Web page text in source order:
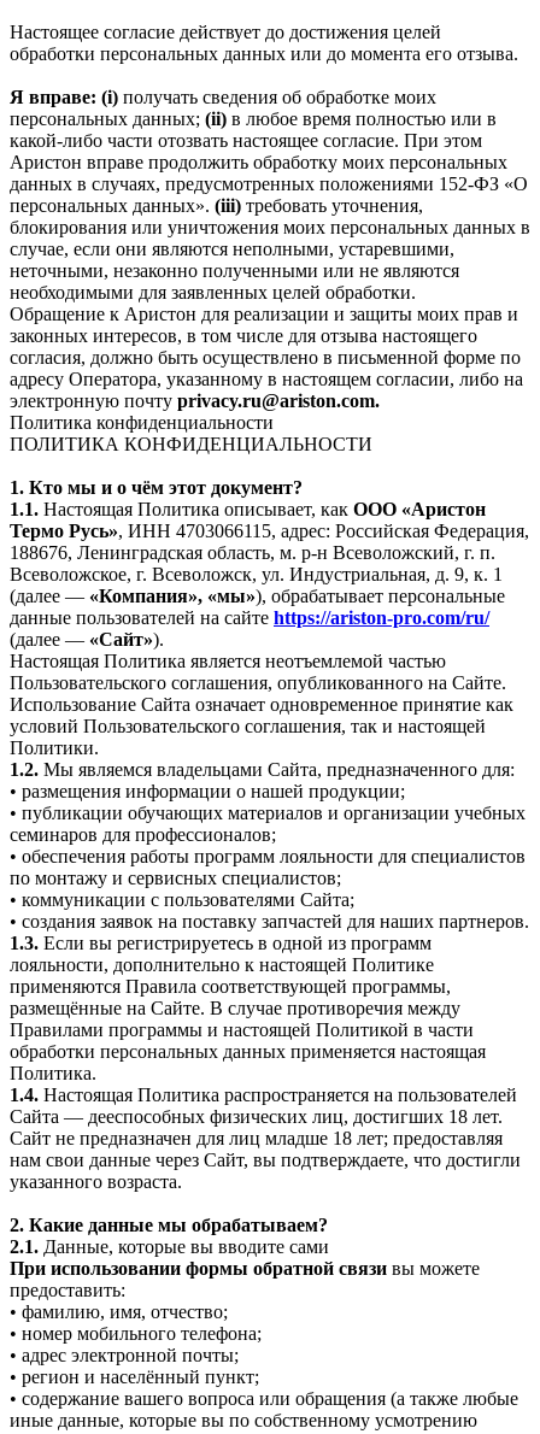
Настоящее согласие действует до достижения целей
обработки персональных данных или до момента его отзыва.
Я вправе: (i) получать сведения об обработке моих
персональных данных; (ii) в любое время полностью или в
какой-либо части отозвать настоящее согласие. При этом
Аристон вправе продолжить обработку моих персональных
данных в случаях, предусмотренных положениями 152-ФЗ «О
персональных данных». (iii) требовать уточнения,
блокирования или уничтожения моих персональных данных в
случае, если они являются неполными, устаревшими,
неточными, незаконно полученными или не являются
необходимыми для заявленных целей обработки.
Обращение к Аристон для реализации и защиты моих прав и
законных интересов, в том числе для отзыва настоящего
согласия, должно быть осуществлено в письменной форме по
адресу Оператора, указанному в настоящем согласии, либо на
электронную почту privacy.ru@ariston.com.
Политика конфиденциальности
ПОЛИТИКА КОНФИДЕНЦИАЛЬНОСТИ
1. Кто мы и о чём этот документ?
1.1. Настоящая Политика описывает, как ООО «Аристон
Термо Русь», ИНН 4703066115, адрес: Российская Федерация,
188676, Ленинградская область, м. р-н Всеволожский, г. п.
Всеволожское, г. Всеволожск, ул. Индустриальная, д. 9, к. 1
(далее — «Компания», «мы»), обрабатывает персональные
данные пользователей на сайте https://ariston-pro.com/ru/
(далее — «Сайт»).
Настоящая Политика является неотъемлемой частью
Пользовательского соглашения, опубликованного на Сайте.
Использование Сайта означает одновременное принятие как
условий Пользовательского соглашения, так и настоящей
Политики.
1.2. Мы являемся владельцами Сайта, предназначенного для:
• размещения информации о нашей продукции;
• публикации обучающих материалов и организации учебных
семинаров для профессионалов;
• обеспечения работы программ лояльности для специалистов
по монтажу и сервисных специалистов;
• коммуникации с пользователями Сайта;
• создания заявок на поставку запчастей для наших партнеров.
1.3. Если вы регистрируетесь в одной из программ
лояльности, дополнительно к настоящей Политике
применяются Правила соответствующей программы,
размещённые на Сайте. В случае противоречия между
Правилами программы и настоящей Политикой в части
обработки персональных данных применяется настоящая
Политика.
1.4. Настоящая Политика распространяется на пользователей
Сайта — дееспособных физических лиц, достигших 18 лет.
Сайт не предназначен для лиц младше 18 лет; предоставляя
нам свои данные через Сайт, вы подтверждаете, что достигли
указанного возраста.
2. Какие данные мы обрабатываем?
2.1. Данные, которые вы вводите сами
При использовании формы обратной связи вы можете
предоставить:
• фамилию, имя, отчество;
• номер мобильного телефона;
• адрес электронной почты;
• регион и населённый пункт;
• содержание вашего вопроса или обращения (а также любые
иные данные, которые вы по собственному усмотрению